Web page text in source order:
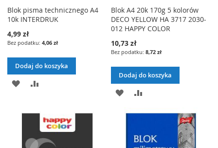
Blok pisma technicznego A4
10k INTERDRUK
4,99 zł
4,06 zł
Dodaj do koszyka
DODAJ
LISTY
ŻYCZEŃ
Blok A4 20k 170g 5 kolorów
DECO YELLOW HA 3717 2030-
012 HAPPY COLOR
10,73 zł
8,72 zł
Dodaj do koszyka
DODAJ
ŻYCZEŃ